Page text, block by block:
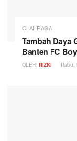
OLAHRAGA
Tambah Daya
Banten FC
OLEH: RIZKI Rabu,